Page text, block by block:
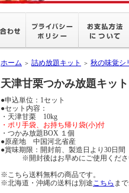
ホーム ＞ 詰め放題キット ＞ 秋の味覚シ
天津甘栗つかみ放題キッ
●申込単位：1セット
●セット内容：
・天津甘栗 10kg
・ポリ手袋、お持ち帰り袋(小)付
・つかみ放題BOX １個
●原産地 中国河北省産
●賞味期限：開封前、製造日より30日間
※開封後はお早めにご使用くださ
※こちら送料無料の商品です。
※北海道・沖縄の送料は別途こちら ま